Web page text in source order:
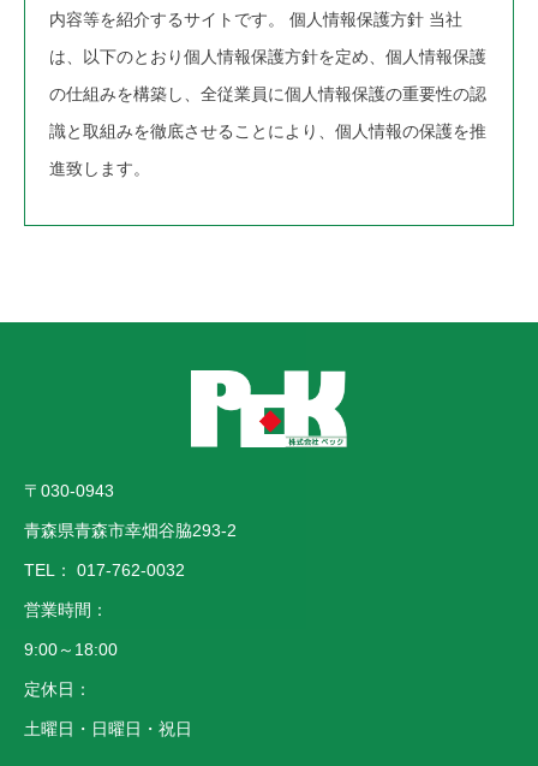
内容等を紹介するサイトです。 個人情報保護方針 当社
は、以下のとおり個人情報保護方針を定め、個人情報保護
の仕組みを構築し、全従業員に個人情報保護の重要性の認
識と取組みを徹底させることにより、個人情報の保護を推
進致します。
理体制の整備・社員教育の徹底等の必要な措置を講じ、安
全対策を実施し個人情報の厳重な管理を行ないます。
本ウェブサイトでは、お客様からのお問い合わせ時に、お
名前、e-mailアドレス、電話番号等の個人情報をご登録い
ただく場合がございますが、これらの個人情報はご提供い
ただく際の目的以外では利用いたしません。 お客さまか
らお預かりした個人情報は、当社からのご連絡や業務のご
案内やご質問に対する回答として、電子メールや資料のご
〒030-0943
青森県青森市幸畑谷脇293-2
TEL： 017-762-0032
営業時間：
9:00～18:00
定休日：
土曜日・日曜日・祝日